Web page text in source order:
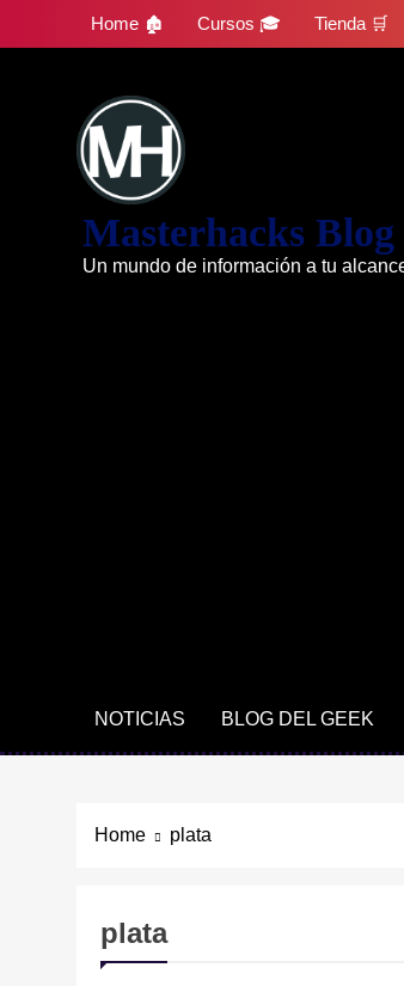
Home 🏚 Cursos 🎓 Tienda 🛒
Masterhacks Blog
Un mundo de información a tu
NOTICIAS BLOG DEL GEEK
Home plata
plata